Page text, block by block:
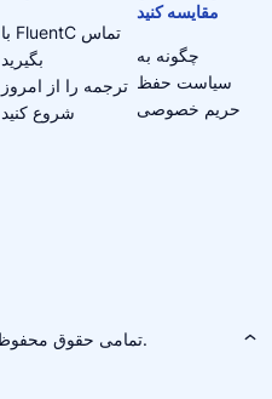
با FluentC تماس
بگیرید
ترجمه را از امروز
شروع کنید
مقایسه کنید
چگونه به
سیاست حفظ
حریم خصوصی
· تمامی حقوق محفوظ است.